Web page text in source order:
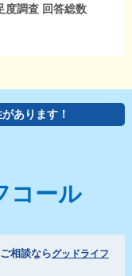
度調査 回答総数
あります！
コール
相談ならグッドライフ